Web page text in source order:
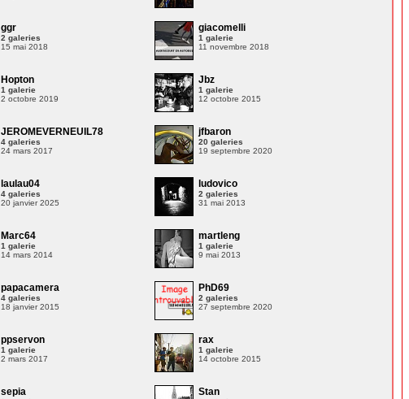
ggr
2 galeries
15 mai 2018
giacomelli
1 galerie
11 novembre 2018
Hopton
1 galerie
2 octobre 2019
Jbz
1 galerie
12 octobre 2015
JEROMEVERNEUIL78
4 galeries
24 mars 2017
jfbaron
20 galeries
19 septembre 2020
laulau04
4 galeries
20 janvier 2025
ludovico
2 galeries
31 mai 2013
Marc64
1 galerie
14 mars 2014
martleng
1 galerie
9 mai 2013
papacamera
4 galeries
18 janvier 2015
PhD69
2 galeries
27 septembre 2020
ppservon
1 galerie
2 mars 2017
rax
1 galerie
14 octobre 2015
sepia Stan